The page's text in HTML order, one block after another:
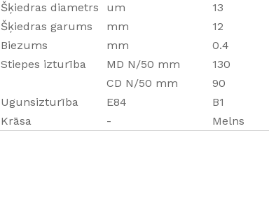
Šķiedras diametrs um
13
Šķiedras garums mm
12
Biezums mm
0.4
Stiepes izturība MD N/50 mm
130
CD N/50 mm
90
Ugunsizturība E84
B1
Krāsa - Melns